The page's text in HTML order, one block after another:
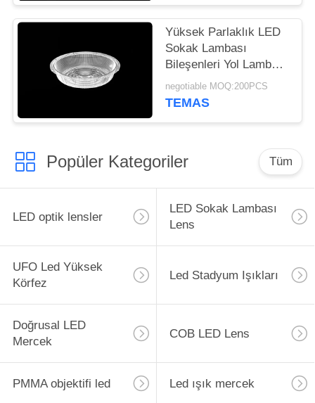
Yüksek Parlaklık LED
Sokak Lambası
Bileşenleri Yol Lambası
için Optik Lens
negotiable MOQ:200PCS
TEMAS
Popüler Kategoriler Tüm
LED optik lensler
LED Sokak Lambası
Lens
UFO Led Yüksek
Körfez
Led Stadyum Işıkları
Doğrusal LED
Mercek
COB LED Lens
PMMA objektifi led Led ışık mercek